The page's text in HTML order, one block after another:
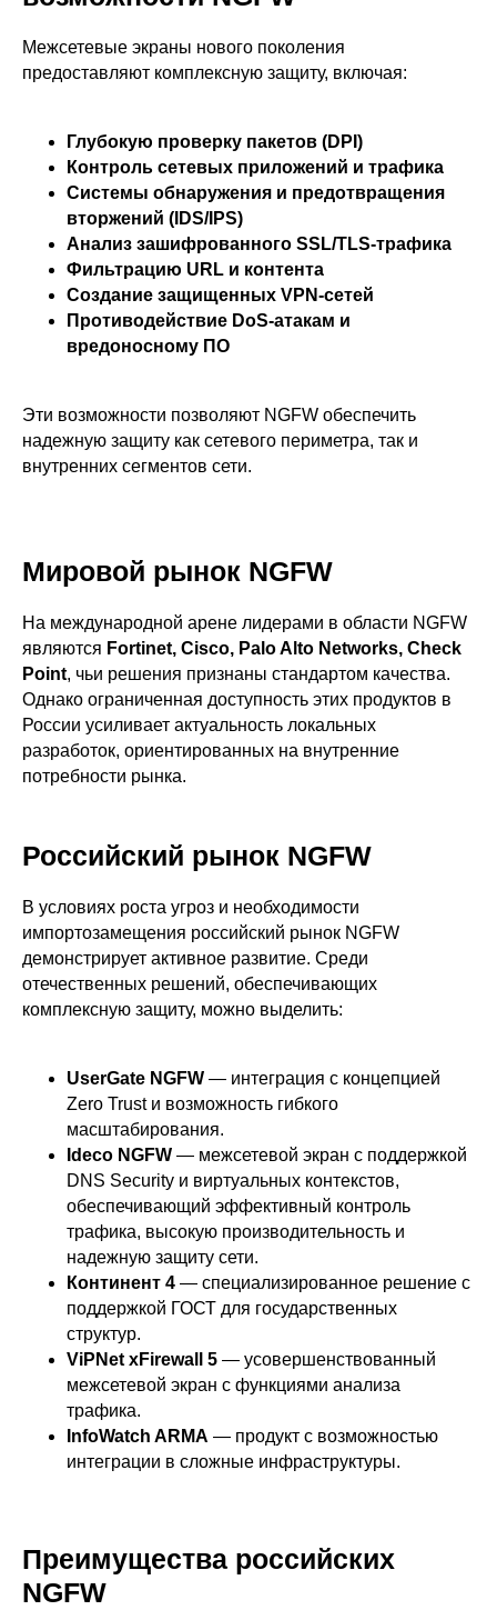
Межсетевые экраны нового поколения
предоставляют комплексную защиту, включая:
Глубокую проверку пакетов (DPI)
Контроль сетевых приложений и трафика
Системы обнаружения и предотвращения
вторжений (IDS/IPS)
Анализ зашифрованного SSL/TLS-трафика
Фильтрацию URL и контента
Создание защищенных VPN-сетей
Противодействие DoS-атакам и
вредоносному ПО
Эти возможности позволяют NGFW обеспечить
надежную защиту как сетевого периметра, так и
внутренних сегментов сети.
Мировой рынок NGFW
На международной арене лидерами в области NGFW
являются Fortinet, Cisco, Palo Alto Networks, Check
Point, чьи решения признаны стандартом качества.
Однако ограниченная доступность этих продуктов в
России усиливает актуальность локальных
разработок, ориентированных на внутренние
потребности рынка.
Российский рынок NGFW
В условиях роста угроз и необходимости
импортозамещения российский рынок NGFW
демонстрирует активное развитие. Среди
отечественных решений, обеспечивающих
комплексную защиту, можно выделить:
UserGate NGFW — интеграция с концепцией
Zero Trust и возможность гибкого
масштабирования.
Ideco NGFW — межсетевой экран с поддержкой
DNS Security и виртуальных контекстов,
обеспечивающий эффективный контроль
трафика, высокую производительность и
надежную защиту сети.
Континент 4 — специализированное решение с
поддержкой ГОСТ для государственных
структур.
ViPNet xFirewall 5 — усовершенствованный
межсетевой экран с функциями анализа
трафика.
InfoWatch ARMA — продукт с возможностью
интеграции в сложные инфраструктуры.
Преимущества российских
NGFW